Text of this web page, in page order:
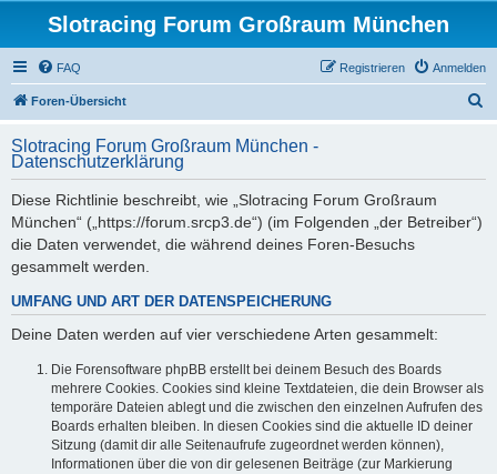
Slotracing Forum Großraum München
FAQ Anmelden
Registrieren
Foren-Übersicht
h
Slotracing Forum Großraum München -
Datenschutzerklärung
Diese Richtlinie beschreibt, wie „Slotracing Forum Großraum
München“ („https://forum.srcp3.de“) (im Folgenden „der Betreiber“)
die Daten verwendet, die während deines Foren-Besuchs
gesammelt werden.
UMFANG UND ART DER DATENSPEICHERUNG
Deine Daten werden auf vier verschiedene Arten gesammelt:
Die Forensoftware phpBB erstellt bei deinem Besuch des Boards
mehrere Cookies. Cookies sind kleine Textdateien, die dein Browser als
temporäre Dateien ablegt und die zwischen den einzelnen Aufrufen des
Boards erhalten bleiben. In diesen Cookies sind die aktuelle ID deiner
Sitzung (damit dir alle Seitenaufrufe zugeordnet werden können),
Informationen über die von dir gelesenen Beiträge (zur Markierung